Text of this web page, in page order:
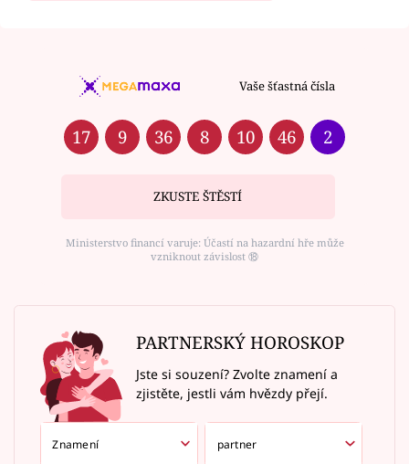
Vaše šťastná čísla
17 9 36 8 10 46 2
ZKUSTE ŠTĚSTÍ
Ministerstvo financí varuje: Účastí na hazardní hře může
vzniknout závislost ⑱
PARTNERSKÝ HOROSKOP
Jste si souzení? Zvolte znamení a
zjistěte, jestli vám hvězdy přejí.